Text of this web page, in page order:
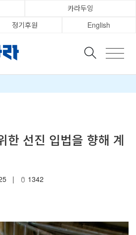
카라두잉
정기후원 English
한 선진 입법을 향해 계
| 1342